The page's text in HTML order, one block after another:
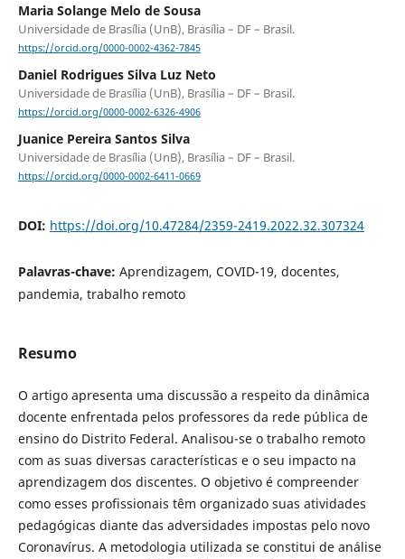
Maria Solange Melo de Sousa
Universidade de Brasília (UnB), Brasília – DF – Brasil.
https://orcid.org/0000-0002-4362-7845
Daniel Rodrigues Silva Luz Neto
Universidade de Brasília (UnB), Brasília – DF – Brasil.
https://orcid.org/0000-0002-6326-4906
Juanice Pereira Santos Silva
Universidade de Brasília (UnB), Brasília – DF – Brasil.
https://orcid.org/0000-0002-6411-0669
DOI: https://doi.org/10.47284/2359-2419.2022.32.307324
Palavras-chave: Aprendizagem, COVID-19, docentes,
pandemia, trabalho remoto
Resumo
O artigo apresenta uma discussão a respeito da dinâmica
docente enfrentada pelos professores da rede pública de
ensino do Distrito Federal. Analisou-se o trabalho remoto
com as suas diversas características e o seu impacto na
aprendizagem dos discentes. O objetivo é compreender
como esses profissionais têm organizado suas atividades
pedagógicas diante das adversidades impostas pelo novo
Coronavírus. A metodologia utilizada se constitui de análise